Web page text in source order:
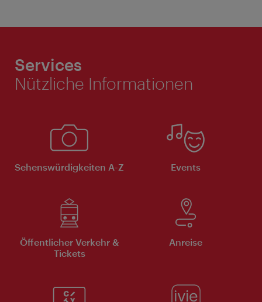
Services
Nützliche Informationen
Sehenswürdigkeiten A-Z Events
Öffentlicher Verkehr &
Tickets
Anreise